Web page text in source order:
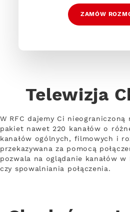
ZAMÓW
Telewizja
W RFC dajemy Ci
pakiet nawet 220 kanałów o
kanałów ogólnych, filmowych i
przekazywana za pomocą
pozwala na oglądanie kanałów w
czy spowalniania połączenia.